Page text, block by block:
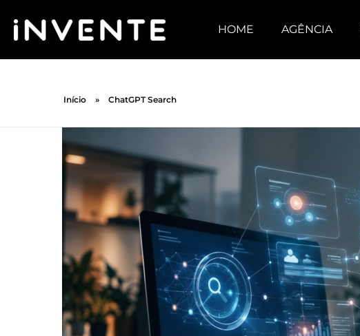
HOME AGÊNCIA
Início » ChatGPT Search